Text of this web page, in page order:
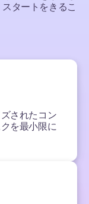
タートをきるこ
されたコン
を最小限に